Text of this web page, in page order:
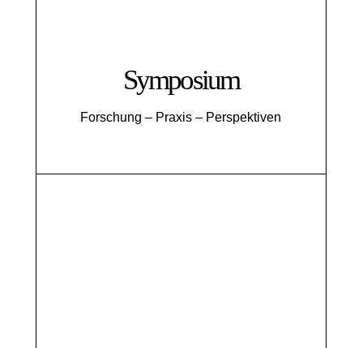
Symposium
Forschung – Praxis – Perspektiven